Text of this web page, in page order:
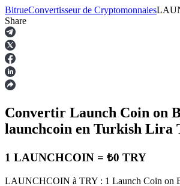
Contrats à terme
BitrueConvertisseur de Cryptomonnaies
Share
Convertir Launch Coin on
launchcoin en Turkish Lira
1 LAUNCHCOIN = ₺0 TRY
LAUNCHCOIN à TRY : 1 Launch Coin on